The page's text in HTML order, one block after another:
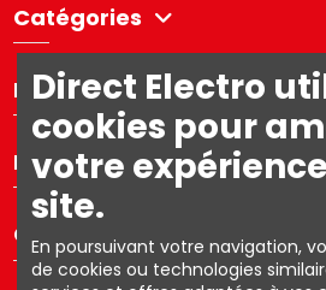
Catégories
Directelectro
Mon compte
Contact us
Direct Electro
cookies pour
votre
site.
En poursuivant votre navigation,
de cookies ou technologies